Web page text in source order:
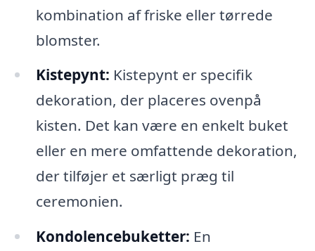
kombination af friske eller tørrede
blomster.
Kistepynt: Kistepynt er specifik
dekoration, der placeres ovenpå
kisten. Det kan være en enkelt buket
eller en mere omfattende dekoration,
der tilføjer et særligt præg til
ceremonien.
Kondolencebuketter: En